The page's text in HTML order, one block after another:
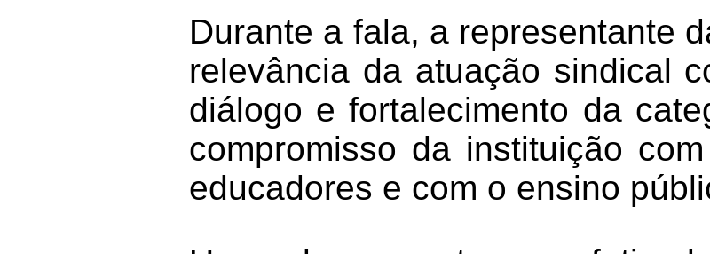
Durante a fala, a representante
relevância da atuação sindical
diálogo e fortalecimento da
compromisso da instituição
educadores e com o ensino